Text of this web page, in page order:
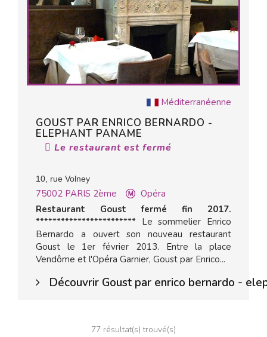
Méditerranéenne
GOUST PAR ENRICO BERNARDO -
ELEPHANT PANAME
Le restaurant est fermé
10, rue Volney
75002 PARIS 2ème
Opéra
Restaurant Goust fermé fin 2017.
************************ Le sommelier Enrico
Bernardo a ouvert son nouveau restaurant
Goust le 1er février 2013. Entre la place
Vendôme et l'Opéra Garnier, Goust par Enrico...
Découvrir Goust par enrico bernardo -
77 résultat(s) trouvé(s)